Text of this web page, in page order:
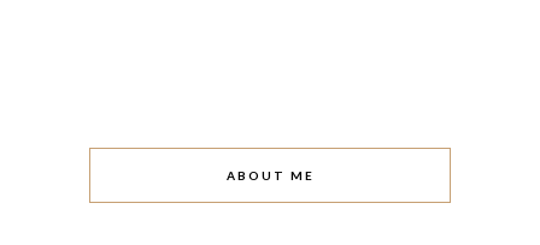
ABOUT ME